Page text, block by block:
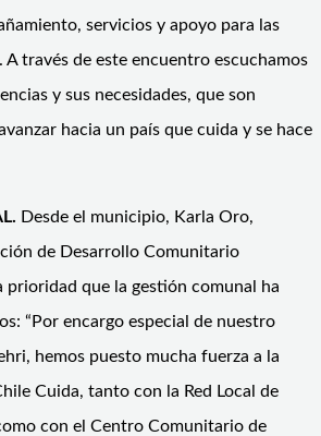
servicios y apoyo para las
A través de este encuentro escuchamos
y sus necesidades, que son
hacia un país que cuida y se hace
Desde el municipio, Karla Oro,
de Desarrollo Comunitario
prioridad que la gestión comunal ha
“Por encargo especial de nuestro
hemos puesto mucha fuerza a la
Cuida, tanto con la Red Local de
con el Centro Comunitario de